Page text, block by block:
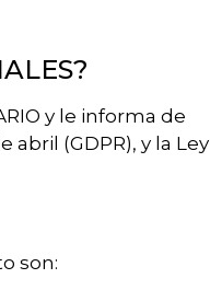
y le informa de
(GDPR), y la Ley
son: